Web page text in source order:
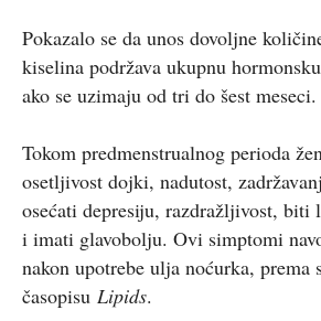
Pokazalo se da unos dovoljne
kiselina podržava ukupnu
ako se uzimaju od tri do šest meseci.
Tokom predmenstrualnog perioda
osetljivost dojki, nadutost,
osećati depresiju, razdražljivost, biti
i imati glavobolju. Ovi simptomi
nakon upotrebe ulja noćurka,
časopisu Lipids.